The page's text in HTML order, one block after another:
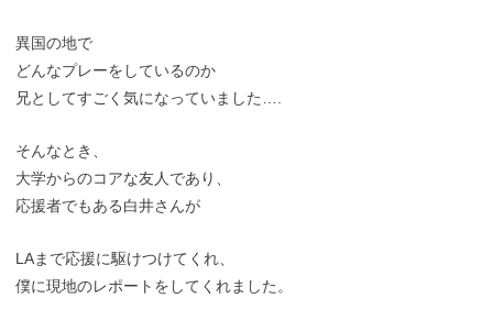
異国の地で
どんなプレーをしているのか
兄としてすごく気になっていました….
そんなとき、
大学からのコアな友人であり、
応援者でもある白井さんが
LAまで応援に駆けつけてくれ、
僕に現地のレポートをしてくれました。